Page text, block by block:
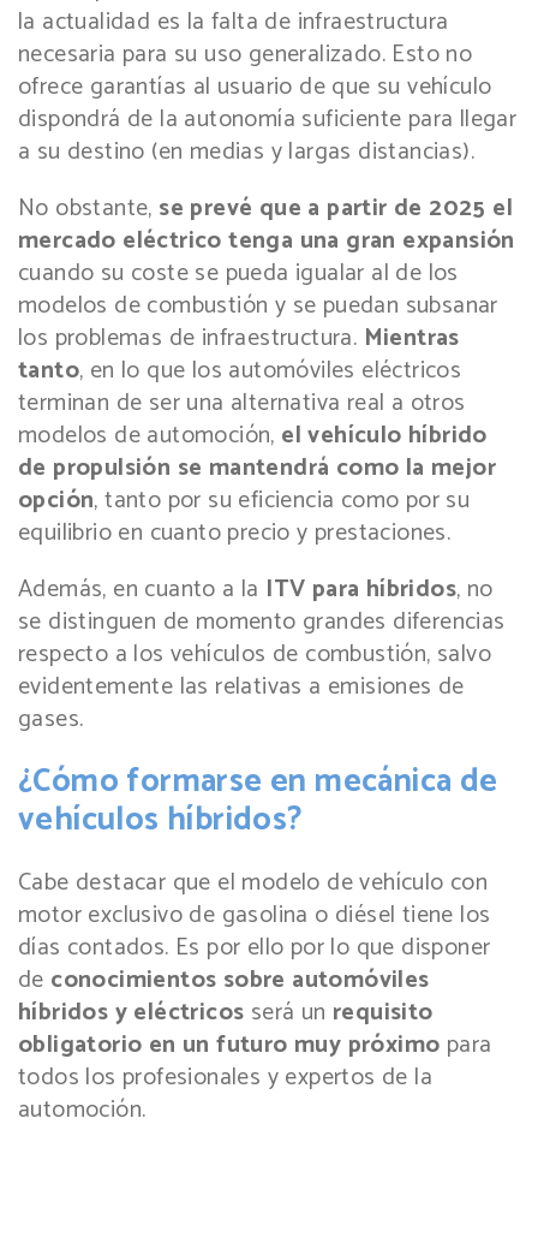
la actualidad es la falta de infraestructura
necesaria para su uso generalizado. Esto no
ofrece garantías al usuario de que su vehículo
dispondrá de la autonomía suficiente para llegar
a su destino (en medias y largas distancias).
No obstante, se prevé que a partir de 2025 el
mercado eléctrico tenga una gran expansión
cuando su coste se pueda igualar al de los
modelos de combustión y se puedan subsanar
los problemas de infraestructura. Mientras
tanto, en lo que los automóviles eléctricos
terminan de ser una alternativa real a otros
modelos de automoción, el vehículo híbrido
de propulsión se mantendrá como la mejor
opción, tanto por su eficiencia como por su
equilibrio en cuanto precio y prestaciones.
Además, en cuanto a la ITV para híbridos, no
se distinguen de momento grandes diferencias
respecto a los vehículos de combustión, salvo
evidentemente las relativas a emisiones de
gases.
¿Cómo formarse en mecánica de
vehículos híbridos?
Cabe destacar que el modelo de vehículo con
motor exclusivo de gasolina o diésel tiene los
días contados. Es por ello por lo que disponer
de conocimientos sobre automóviles
híbridos y eléctricos será un requisito
obligatorio en un futuro muy próximo para
todos los profesionales y expertos de la
automoción.